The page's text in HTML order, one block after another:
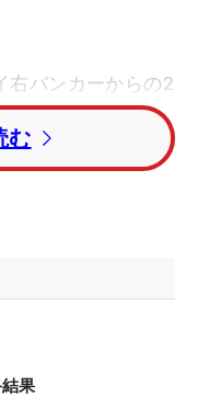
右バンカーからの2
た。リードは2打。
沈めても、ギャラ
を添え、次のホー
む
果